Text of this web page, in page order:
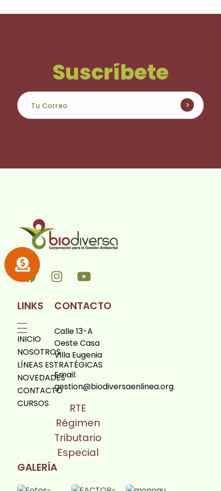
Suscríbete
Biodiversa en linea
LINKS
INICIO
NOSOTROS
LÍNEAS ESTRATÉGICAS
NOVEDADES
CONTACTO
CURSOS
CONTACTO
Calle 13-A
Oeste Casa
Villa Eugenia
Email:
gestion@biodiversaenlinea.org
RTE
Régimen
Tributario
Especial
GALERÍA